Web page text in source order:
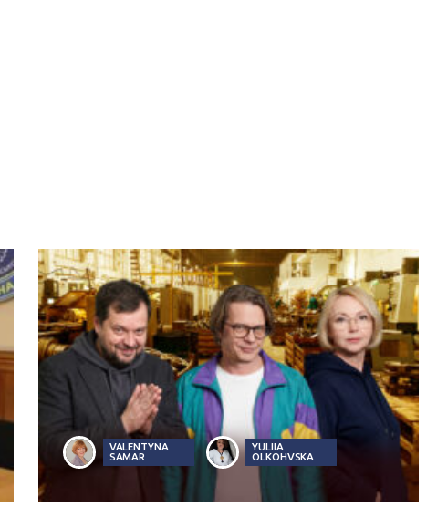
VALENTYNA
SAMAR
YULIIA
OLKOHVSKA